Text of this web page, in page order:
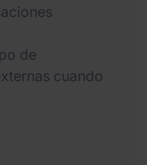
de
cuando